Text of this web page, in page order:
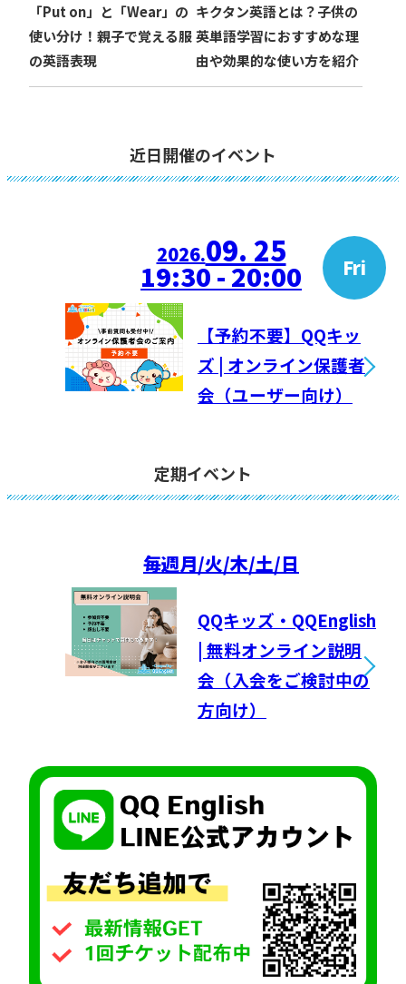
「Put on」と「Wear」の
使い分け！親子で覚える服
の英語表現
キクタン英語とは？子供の
英単語学習におすすめな理
由や効果的な使い方を紹介
近日開催のイベント
2026.09. 25 Fri
19:30 - 20:00
【予約不要】QQキッ
ズ | オンライン保護者
会（ユーザー向け）
定期イベント
毎週月/火/木/土/日
QQキッズ・QQEnglish
| 無料オンライン説明
会（入会をご検討中の
方向け）